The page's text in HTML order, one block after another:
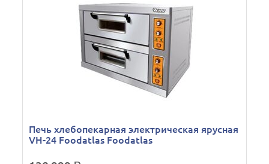
Печь хлебопекарная электрическая ярусная
VH-24 Foodatlas Foodatlas